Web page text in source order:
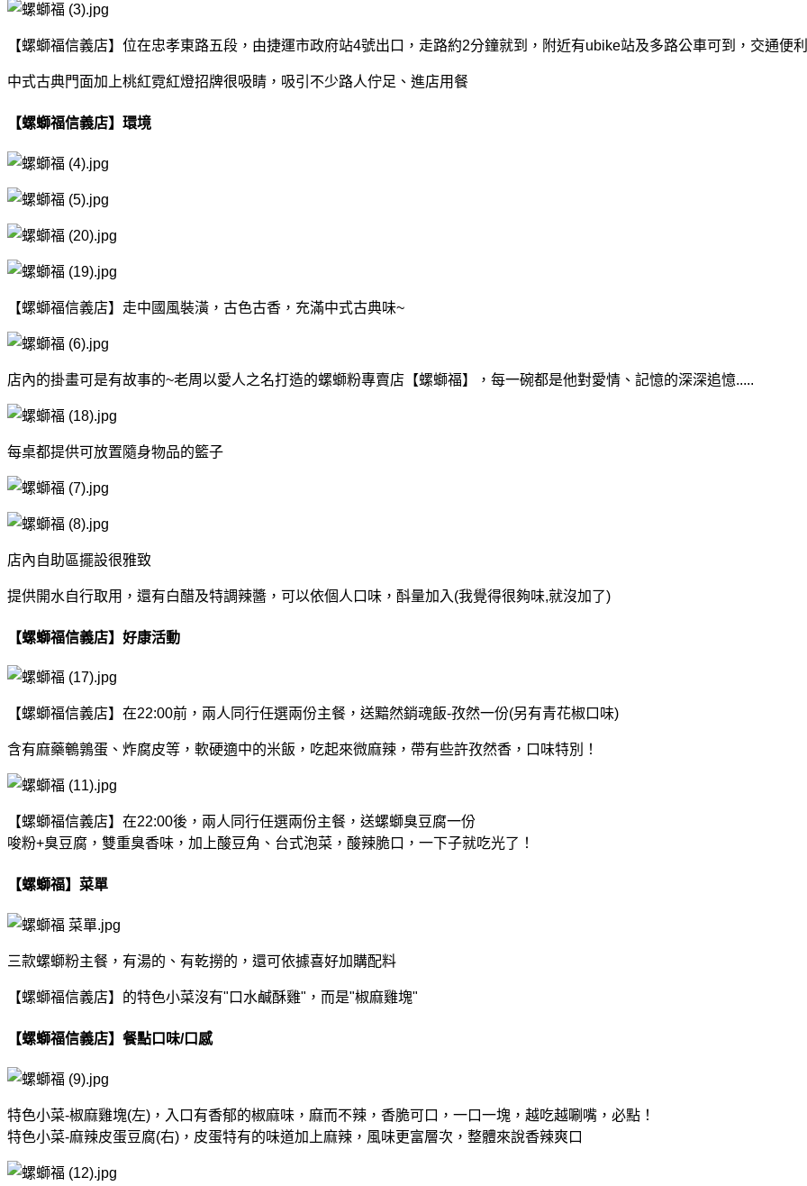
【螺螄福信義店】位在忠孝東路五段，由捷運市政府站4號出口，走路約2分鐘就到，附近有ubike站及多路公車可到，交通便
中式古典門面加上桃紅霓紅燈招牌很吸睛，吸引不少路人佇足、進店用餐
【螺螄福信義店】環境
【螺螄福信義店】走中國風裝潢，古色古香，充滿中式古典味~
店內的掛畫可是有故事的~老周以愛人之名打造的螺螄粉專賣店【螺螄福】，每一碗都是他對愛情、記憶的深深追憶.....
每桌都提供可放置隨身物品的籃子
店內自助區擺設很雅致
提供開水自行取用，還有白醋及特調辣醬，可以依個人口味，酙量加入(我覺得很夠味,就沒加了)
【螺螄福信義店】好康活動
【螺螄福信義店】在22:00前，兩人同行任選兩份主餐，送黯然銷魂飯-孜然一份(另有青花椒口味)
含有麻藥鵪鶉蛋、炸腐皮等，軟硬適中的米飯，吃起來微麻辣，帶有些許孜然香，口味特別！
【螺螄福信義店】在22:00後，兩人同行任選兩份主餐，送螺螄臭豆腐一份
唆粉+臭豆腐，雙重臭香味，加上酸豆角、台式泡菜，酸辣脆口，一下子就吃光了！
【螺螄福】菜單
三款螺螄粉主餐，有湯的、有乾撈的，還可依據喜好加購配料
【螺螄福信義店】的特色小菜沒有"口水鹹酥雞"，而是"椒麻雞塊"
【螺螄福信義店】餐點口味/口感
特色小菜-椒麻雞塊(左)，入口有香郁的椒麻味，麻而不辣，香脆可口，一口一塊，越吃越唰嘴，必點！
特色小菜-麻辣皮蛋豆腐(右)，皮蛋特有的味道加上麻辣，風味更富層次，整體來說香辣爽口